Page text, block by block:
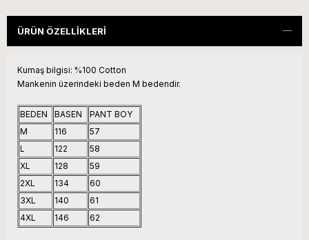
ÜRÜN ÖZELLIKLERI
Kumaş bilgisi: %100 Cotton
Mankenin üzerindeki beden M bedendir.
BEDEN BASEN
PANT BOY
M
116
57
L
122
58
XL
128
59
2XL
134
60
3XL
140
61
4XL
146 62